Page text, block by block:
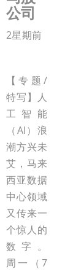
公司
2星期前
【专题/
特写】人
工智能
（AI）浪
潮方兴未
艾，马来
西亚数据
中心领域
又传来一
个惊人的
数字。
周一（7